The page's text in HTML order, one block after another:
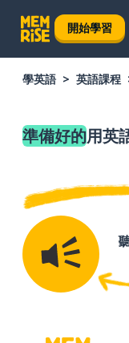
開始學習
學英語 英語課程
準備好的用英